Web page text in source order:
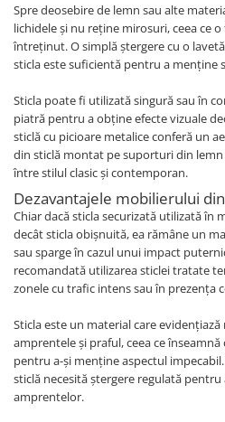
Spre deosebire de lemn sau alte
lichidele și nu reține mirosuri, ceea ce
întreținut. O simplă ștergere cu o
sticla este suficientă pentru a menține
Sticla poate fi utilizată singură sau în
piatră pentru a obține efecte vizuale
sticlă cu picioare metalice conferă un
din sticlă montat pe suporturi din
între stilul clasic și contemporan.
Dezavantajele mobilierului
Chiar dacă sticla securizată utilizată în
decât sticla obișnuită, ea rămâne un
sau sparge în cazul unui impact
recomandată utilizarea sticlei tratate
zonele cu trafic intens sau în prezența
Sticla este un material care
amprentele și praful, ceea ce
pentru a-și menține aspectul
sticlă necesită ștergere regulată
amprentelor.